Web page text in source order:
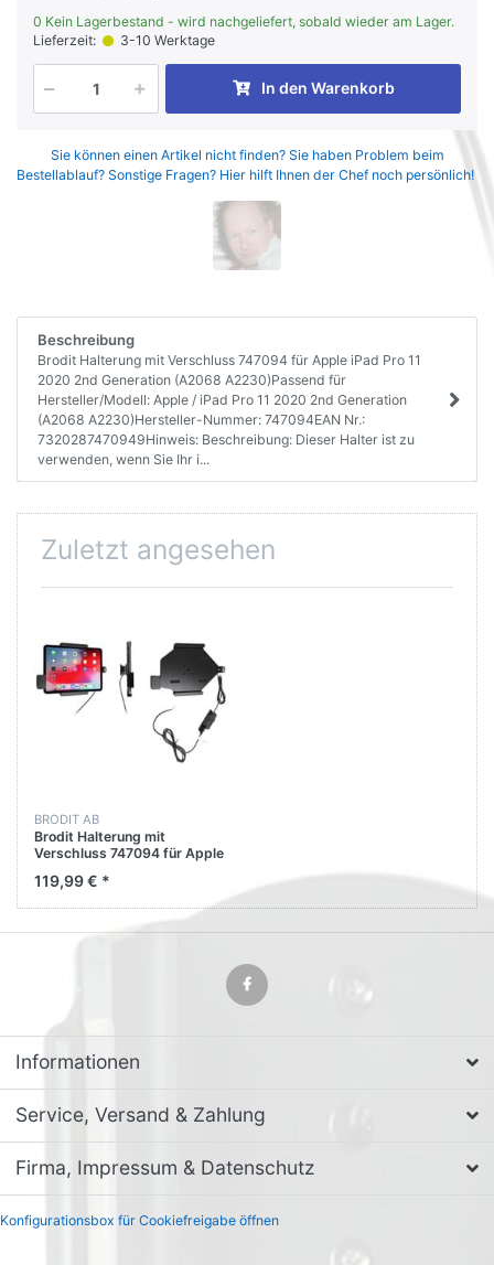
0 Kein Lagerbestand - wird nachgeliefert, sobald wieder am Lager.
Lieferzeit:
3-10 Werktage
In den Warenkorb
Sie können einen Artikel nicht finden? Sie haben Problem beim
Bestellablauf? Sonstige Fragen? Hier hilft Ihnen der Chef noch persönlich!
Beschreibung
Brodit Halterung mit Verschluss 747094 für Apple iPad Pro 11
2020 2nd Generation (A2068 A2230)Passend für
Hersteller/Modell: Apple / iPad Pro 11 2020 2nd Generation
(A2068 A2230)Hersteller-Nummer: 747094EAN Nr.:
7320287470949Hinweis: Beschreibung: Dieser Halter ist zu
verwenden, wenn Sie Ihr i...
Zuletzt angesehen
BRODIT AB
Brodit Halterung mit
Verschluss 747094 für Apple
Generation (A2068 A2230)
119,99 € *
Informationen
Service, Versand & Zahlung
Firma, Impressum & Datenschutz
Konfigurationsbox für Cookiefreigabe öffnen